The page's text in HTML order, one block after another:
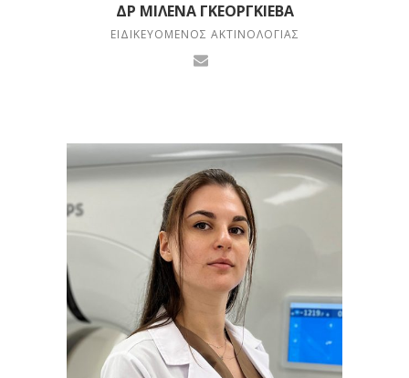
ΔΡ ΜΙΛΈΝΑ ΓΚΕΟΡΓΚΊΕΒΑ
ΕΙΔΙΚΕΥΌΜΕΝΟΣ ΑΚΤΙΝΟΛΟΓΊΑΣ